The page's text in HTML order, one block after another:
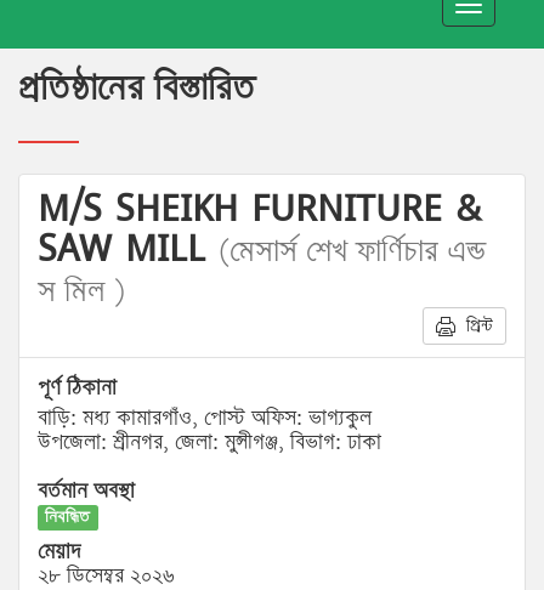
Toggle
প্রতিষ্ঠানের বিস্তারিত
M/S SHEIKH FURNITURE &
SAW MILL (মেসার্স শেখ ফার্ণিচার এন্ড
স মিল )
প্রিন্ট
পূর্ণ ঠিকানা
বাড়ি: মধ্য কামারগাঁও, পোস্ট অফিস: ভাগ্যকুল
উপজেলা: শ্রীনগর, জেলা: মুন্সীগঞ্জ, বিভাগ: ঢাকা
বর্তমান অবস্থা
নিবন্ধিত
মেয়াদ
২৮ ডিসেম্বর ২০২৬